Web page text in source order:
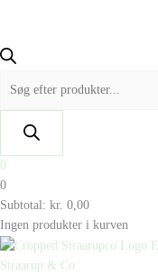
0
0
Subtotal: kr. 0,00
Ingen produkter i kurven
Straarup & Co